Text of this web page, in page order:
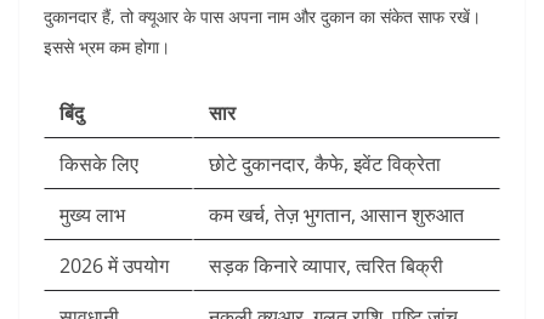
दुकानदार हैं, तो क्यूआर के पास अपना नाम और दुकान का संकेत साफ रखें।
इससे भ्रम कम होगा।
बिंदु
सार
किसके लिए
छोटे दुकानदार, कैफे, इवेंट विक्रेता
मुख्य लाभ
कम खर्च, तेज़ भुगतान, आसान शुरुआत
2026 में उपयोग
सड़क किनारे व्यापार, त्वरित बिक्री